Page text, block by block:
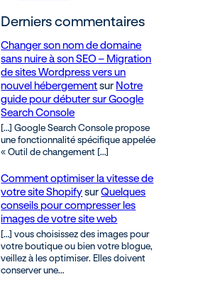
Derniers commentaires
Changer son nom de domaine
sans nuire à son SEO – Migration
de sites Wordpress vers un
nouvel hébergementsur Notre
guide pour débuter sur Google
Search Console
[…] Google Search Console propose
une fonctionnalité spécifique appelée
« Outil de changement […]
Comment optimiser la vitesse de
votre site ShopifysurQuelques
conseils pour compresser les
images de votre site web
[…] vous choisissez des images pour
votre boutique ou bien votre blogue,
veillez à les optimiser. Elles doivent
conserver une…